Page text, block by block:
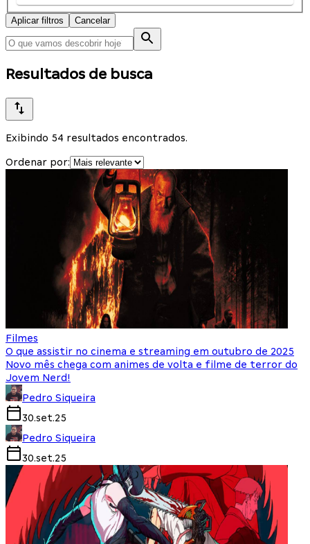
Aplicar filtros Cancelar
Resultados de busca
Exibindo 54 resultados encontrados.
Ordenar por:
Filmes
O que assistir no cinema e streaming em outubro de 2025
Novo mês chega com animes de volta e filme de terror do
Jovem Nerd!
Pedro Siqueira
30.set.25
Pedro Siqueira
30.set.25